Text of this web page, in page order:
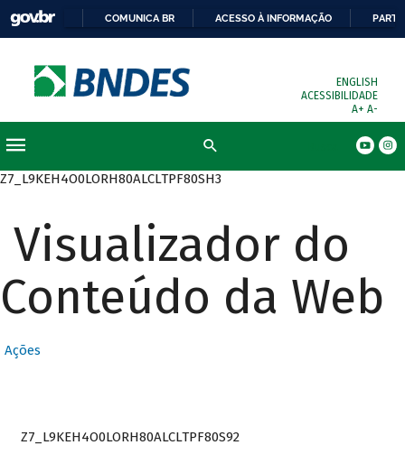
COMUNICA BR ACESSO À INFORMAÇÃO
ENGLISH
ACESSIBILIDADE
A+ A-
Z7_L9KEH4O0LORH80ALCLTPF80SH3
Visualizador do
Conteúdo da Web
Ações
Z7_L9KEH4O0LORH80ALCLTPF80S92